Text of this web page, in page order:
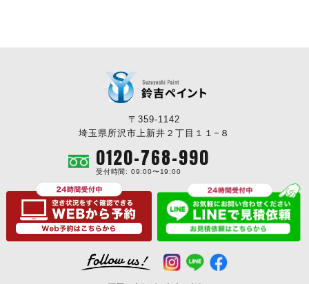
〒359-1142
埼玉県所沢市上新井２丁目１１−８
0120-768-990
受付時間: 09:00〜19:00